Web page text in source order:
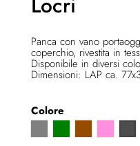
Panca con vano
coperchio, rivestita in
Disponibile in diversi
Dimensioni: LAP ca.
Colore